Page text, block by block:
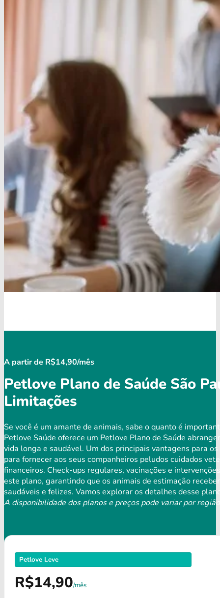
A partir de R$14,90/mês
Petlove Plano de Saúde São
Limitações
Se você é um amante de animais, sabe o quanto é
Petlove Saúde oferece um Petlove Plano de Saúde
vida longa e saudável. Um dos principais vantagens para
para fornecer aos seus companheiros peludos cuidados
financeiros. Check-ups regulares, vacinações e
este plano, garantindo que os animais de estimação
saudáveis ​​e felizes. Vamos explorar os detalhes desse
A disponibilidade dos planos e preços pode variar por
Petlove Leve
R$14,90/mês